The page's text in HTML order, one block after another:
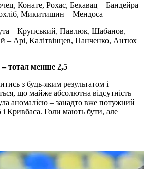
Конате, Рохас, Бекавац – Бандейра
Микитишин – Мендоса
– Крупський, Павлюк, Шабанов,
Арі, Калітвінцев, Панченко, Антюх
тотал менше 2,5
з будь-яким результатом і
що майже абсолютна відсутність
аномалією – занадто вже потужний
і Кривбаса. Голи мають бути, але